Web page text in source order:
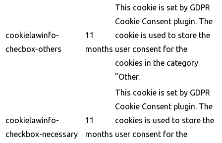
cookielawinfo-
checbox-others
11
months
This cookie is set by GDPR
Cookie Consent plugin. The
cookie is used to store the
user consent for the
cookies in the category
"Other.
cookielawinfo-
checkbox-necessary
11
months
This cookie is set by GDPR
Cookie Consent plugin. The
cookies is used to store the
user consent for the